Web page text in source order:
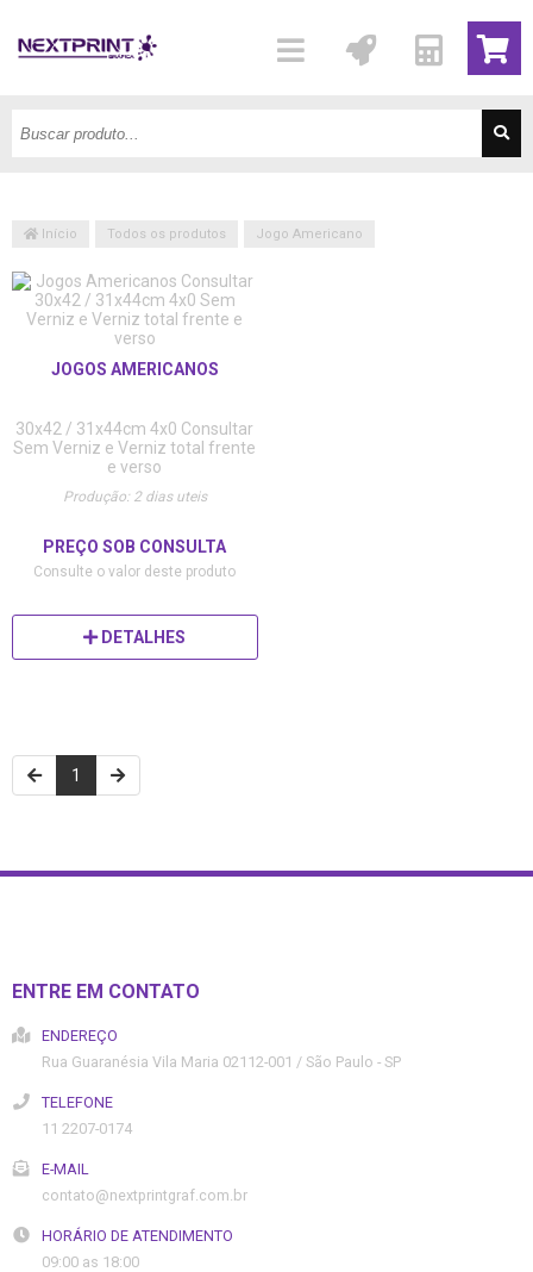
Início Todos os produtos Jogo Americano
JOGOS AMERICANOS
30x42 / 31x44cm 4x0 Consultar
Sem Verniz e Verniz total frente
e verso
Produção: 2 dias uteis
PREÇO SOB CONSULTA
Consulte o valor deste produto
DETALHES
1
ENTRE EM CONTATO
ENDEREÇO
Rua Guaranésia Vila Maria 02112-001 / São Paulo - SP
TELEFONE
11 2207-0174
E-MAIL
contato@nextprintgraf.com.br
HORÁRIO DE ATENDIMENTO
09:00 as 18:00